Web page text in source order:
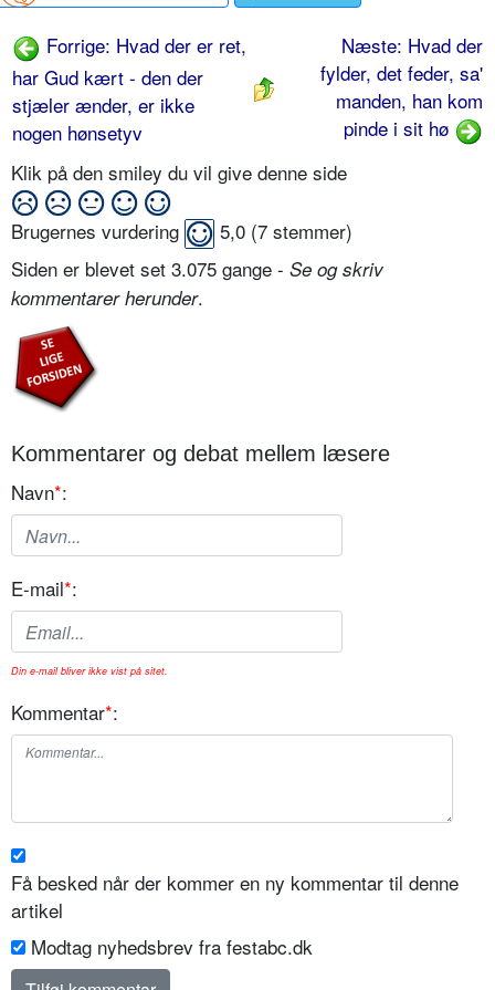
Forrige: Hvad der er ret,
har Gud kært - den der
stjæler ænder, er ikke
nogen hønsetyv
Næste: Hvad der
fylder, det feder, sa'
manden, han kom
pinde i sit hø
Klik på den smiley du vil give denne side
Brugernes vurdering 5,0 (7 stemmer)
Siden er blevet set 3.075 gange - Se og skriv
kommentarer herunder.
Kommentarer og debat mellem læsere
Navn*:
E-mail*:
Din e-mail bliver ikke vist på sitet.
Kommentar*:
Få besked når der kommer en ny kommentar til denne
artikel
Modtag nyhedsbrev fra festabc.dk